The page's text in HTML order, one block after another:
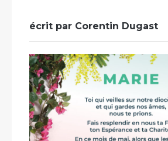
écrit par Corentin Dugast